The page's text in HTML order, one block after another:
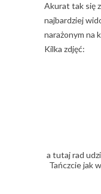
Akurat tak się
najbardziej
narażonym na
Kilka zdjęć:
a tutaj rad
Tańczcie jak